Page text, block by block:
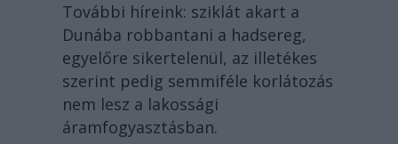
További híreink: sziklát akart a
Dunába robbantani a hadsereg,
egyelőre sikertelenül, az illetékes
szerint pedig semmiféle korlátozás
nem lesz a lakossági
áramfogyasztásban.